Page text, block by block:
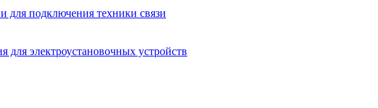
для подключения техники связи
для электроустановочных устройств